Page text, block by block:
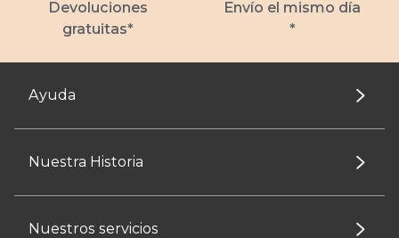
Devoluciones
gratuitas*
Envío el mismo día
*
Ayuda
Nuestra Historia
Nuestros servicios